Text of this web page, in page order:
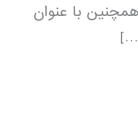
با عنوان